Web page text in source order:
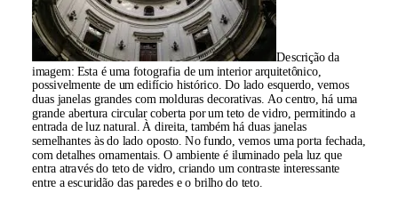
Descrição da
imagem: Esta é uma fotografia de um interior arquitetônico,
possivelmente de um edifício histórico. Do lado esquerdo, vemos
duas janelas grandes com molduras decorativas. Ao centro, há uma
grande abertura circular coberta por um teto de vidro, permitindo a
entrada de luz natural. À direita, também há duas janelas
semelhantes às do lado oposto. No fundo, vemos uma porta fechada,
com detalhes ornamentais. O ambiente é iluminado pela luz que
entra através do teto de vidro, criando um contraste interessante
entre a escuridão das paredes e o brilho do teto.